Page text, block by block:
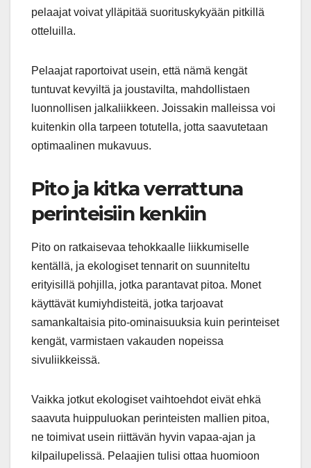
pelaajat voivat ylläpitää suorituskykyään pitkillä
otteluilla.
Pelaajat raportoivat usein, että nämä kengät
tuntuvat kevyiltä ja joustavilta, mahdollistaen
luonnollisen jalkaliikkeen. Joissakin malleissa voi
kuitenkin olla tarpeen totutella, jotta saavutetaan
optimaalinen mukavuus.
Pito ja kitka verrattuna
perinteisiin kenkiin
Pito on ratkaisevaa tehokkaalle liikkumiselle
kentällä, ja ekologiset tennarit on suunniteltu
erityisillä pohjilla, jotka parantavat pitoa. Monet
käyttävät kumiyhdisteitä, jotka tarjoavat
samankaltaisia pito-ominaisuuksia kuin perinteiset
kengät, varmistaen vakauden nopeissa
sivuliikkeissä.
Vaikka jotkut ekologiset vaihtoehdot eivät ehkä
saavuta huippuluokan perinteisten mallien pitoa,
ne toimivat usein riittävän hyvin vapaa-ajan ja
kilpailupelissä. Pelaajien tulisi ottaa huomioon